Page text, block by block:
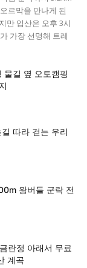
르막을 만나게 된
만 입산은 오후 3시
가장 선명해 트레
물길 옆 오토캠핑
따라 걷는 우리
왕버들 군락 전
란정 아래서 무료
계곡